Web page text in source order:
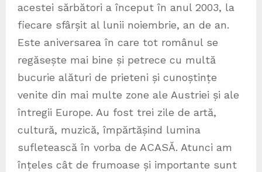
acestei sărbători a început în anul 2003, la
fiecare sfârșit al lunii noiembrie, an de an.
Este aniversarea în care tot românul se
regăsește mai bine și petrece cu multă
bucurie alături de prieteni și cunoștințe
venite din mai multe zone ale Austriei și ale
întregii Europe. Au fost trei zile de artă,
cultură, muzică, împărtășind lumina
sufletească în vorba de ACASĂ. Atunci am
înțeles cât de frumoase și importante sunt